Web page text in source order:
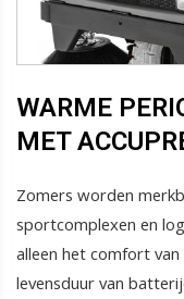
WARME
MET
Zomers worden
sportcomplexen en
alleen het comfort
levensduur van